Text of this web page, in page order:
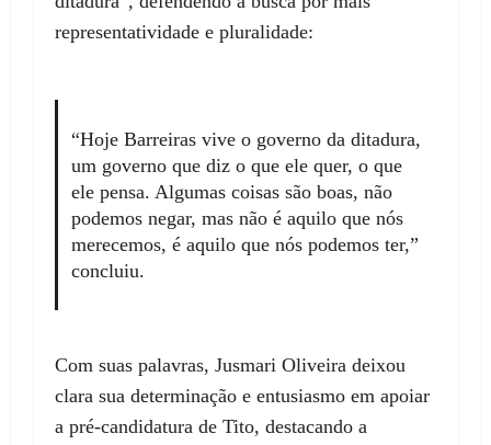
representatividade e pluralidade:
“Hoje Barreiras vive o governo da ditadura,
um governo que diz o que ele quer, o que
ele pensa. Algumas coisas são boas, não
podemos negar, mas não é aquilo que nós
merecemos, é aquilo que nós podemos ter,”
concluiu.
Com suas palavras, Jusmari Oliveira deixou
clara sua determinação e entusiasmo em apoiar
a pré-candidatura de Tito, destacando a